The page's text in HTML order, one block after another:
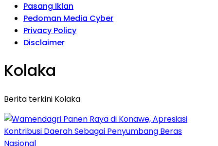
Pasang Iklan
Pedoman Media Cyber
Privacy Policy
Disclaimer
Kolaka
Berita terkini Kolaka